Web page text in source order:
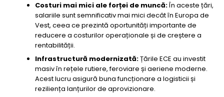
Costuri mai mici ale forței de muncă:În aceste țări,
salariile sunt semnificativ mai mici decât în Europa de
Vest, ceea ce prezintă oportunități importante de
reducere a costurilor operaționale și de creștere a
rentabilității.
Infrastructură modernizată:Țările ECE au investit
masiv în rețele rutiere, feroviare și aeriene moderne.
Acest lucru asigură buna funcționare a logisticii și
reziliența lanțurilor de aprovizionare.